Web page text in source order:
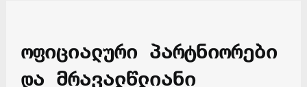
ოფიციალური პარტნიორები
და მრავალწლიანი